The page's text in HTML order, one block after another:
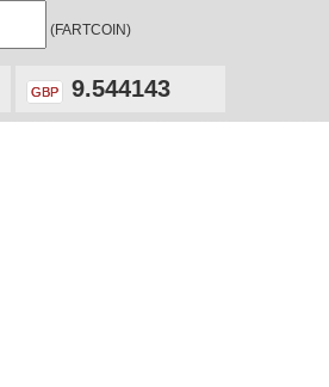
(FARTCOIN)
GBP 9.544143